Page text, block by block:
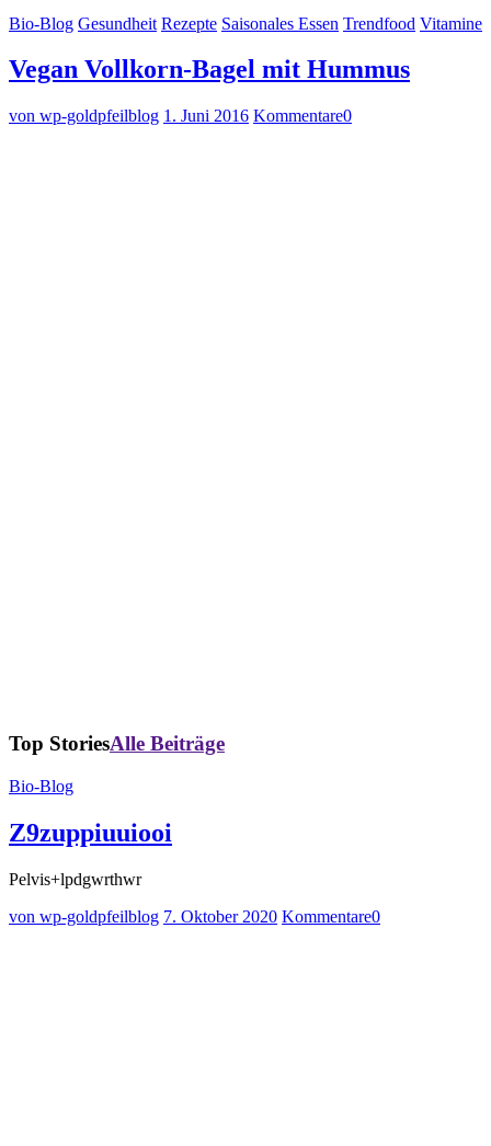
Bio-Blog Gesundheit Rezepte Saisonales Essen Trendfood Vitamine
Vegan Vollkorn-Bagel mit Hummus
von wp-goldpfeilblog 1. Juni 2016 Kommentare0
Top StoriesAlle Beiträge
Bio-Blog
Z9zuppiuuiooi
Pelvis+lpdgwrthwr
von wp-goldpfeilblog 7. Oktober 2020 Kommentare0